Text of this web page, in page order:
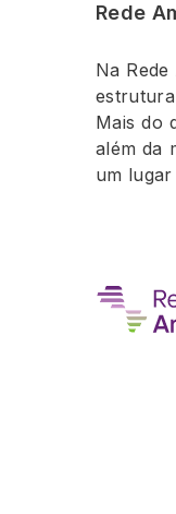
Rede
Na
Mais do
além da
um